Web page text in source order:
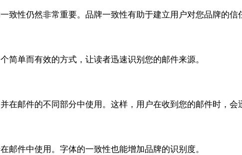
致性仍然非常重要。品牌一致性有助于建立用户对您品牌的信
简单而有效的方式，让读者迅速识别您的邮件来源。
在邮件的不同部分中使用。这样，用户在收到您的邮件时，会
邮件中使用。字体的一致性也能增加品牌的识别度。